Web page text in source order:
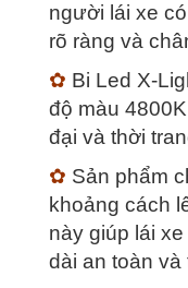
người lái xe
rõ ràng và
✿ Bi Led X-
độ màu
đại và thời
✿ Sản phẩm
khoảng cách
này giúp lái
dài an toàn và